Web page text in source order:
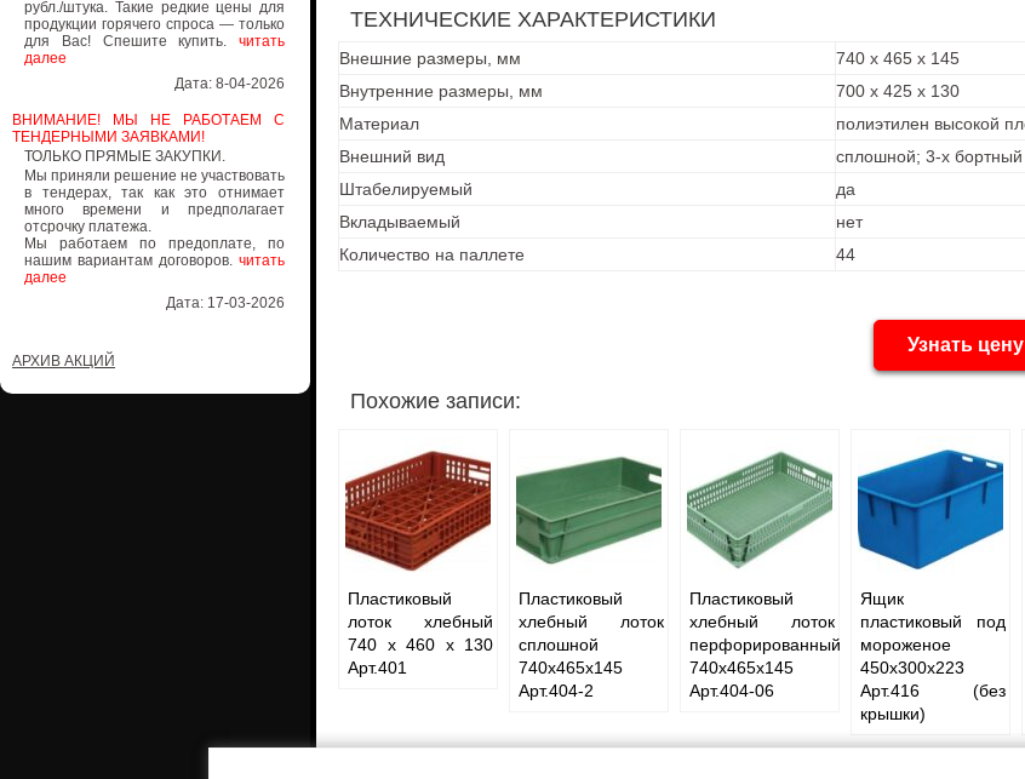
рубл./штука. Такие редкие цены для
продукции горячего спроса — только
для Вас! Спешите купить. читать
далее
Дата: 8-04-2026
ВНИМАНИЕ! МЫ НЕ РАБОТАЕМ С
ТЕНДЕРНЫМИ ЗАЯВКАМИ!
ТОЛЬКО ПРЯМЫЕ ЗАКУПКИ.
Мы приняли решение не участвовать
в тендерах, так как это отнимает
много времени и предполагает
отсрочку платежа.
Мы работаем по предоплате, по
нашим вариантам договоров. читать
далее
Дата: 17-03-2026
АРХИВ АКЦИЙ
ТЕХНИЧЕСКИЕ ХАРАКТЕРИСТИКИ
Внешние размеры, мм
740 х 465 х 145
Внутренние размеры, мм
700 х 425 х 130
Материал
полиэтилен высокой
Внешний вид
сплошной; 3-х бортный
Штабелируемый
да
Вкладываемый
нет
Количество на паллете
44
Узнать цену
Похожие записи:
Пластиковый
лоток хлебный
740 х 460 х 130
Арт.401
Пластиковый
хлебный лоток
сплошной
740х465х145
Арт.404-2
Пластиковый
хлебный лоток
перфорированный
740х465х145
Арт.404-06
Ящик
пластиковый под
мороженое
450х300х223
Арт.416 (без
крышки)